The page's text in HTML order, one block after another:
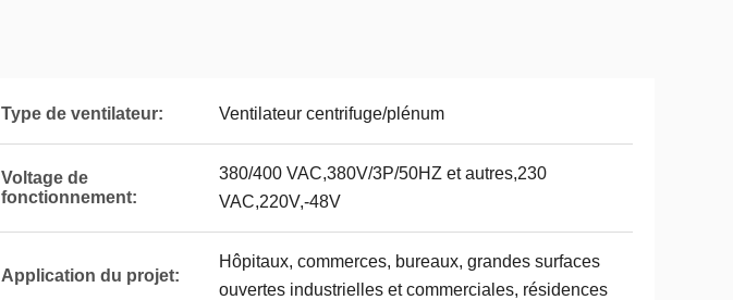
Type de ventilateur: Ventilateur centrifuge/plénum
Voltage de
fonctionnement:
380/400 VAC,380V/3P/50HZ et autres,230
VAC,220V,-48V
Application du projet:
Hôpitaux, commerces, bureaux, grandes surfaces
ouvertes industrielles et commerciales, résidences